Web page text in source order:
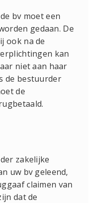
bv moet een
gedaan. De
ook na de
kan
niet aan haar
de bestuurder
de
zakelijke
uw bv geleend,
claimen van
dat de